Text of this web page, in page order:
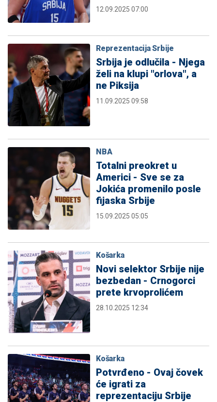
12.09.2025 07:00
Reprezentacija Srbije
Srbija je odlučila - Njega
želi na klupi "orlova", a
ne Piksija
11.09.2025 09:58
NBA
Totalni preokret u
Americi - Sve se za
Jokića promenilo posle
fijaska Srbije
15.09.2025 05:05
Košarka
Novi selektor Srbije nije
bezbedan - Crnogorci
prete krvoprolićem
28.10.2025 12:34
Košarka
Potvrđeno - Ovaj čovek
će igrati za
reprezentaciju Srbije